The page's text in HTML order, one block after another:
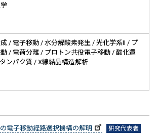
/ 電子移動 / 水分解酸素発生 / 光化学系II / プ
/ 電荷分離 / プロトン共役電子移動 / 酸化還
ンパク質 / X線結晶構造解析
電子移動経路選択機構の解明 研究代表者